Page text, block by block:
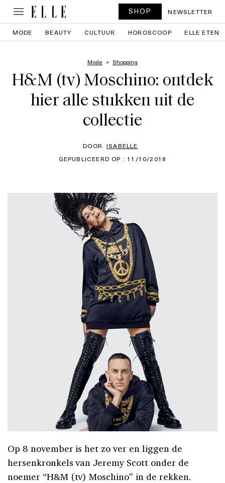
SHOP NEWSLETTER
MODE BEAUTY CULTUUR HOROSCOOP ELLE ETEN
Mode Shopping
H&M (tv) Moschino: ontdek
hier alle stukken uit de
collectie
DOOR ISABELLE
GEPUBLICEERD OP : 11/10/2018
Op 8 november is het zo ver en liggen de
hersenkronkels van Jeremy Scott onder de
noemer “H&M (tv) Moschino” in de rekken.